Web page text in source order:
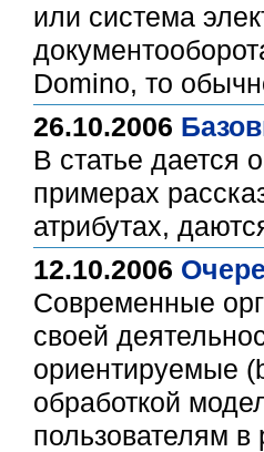
или система
Domino, то
26.10.2006
В статье дается
примерах
атрибутах,
12.10.2006
Современные
своей
ориентируемые
обработкой
пользователям